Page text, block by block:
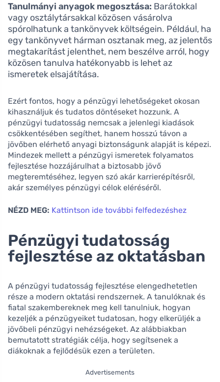
Tanulmányi anyagok megosztása: Barátokkal
vagy osztálytársakkal közösen vásárolva
spórolhatunk a tankönyvek költségein. Például, ha
egy tankönyvet hárman osztanak meg, az jelentős
megtakarítást jelenthet, nem beszélve arról, hogy
közösen tanulva hatékonyabb is lehet az
ismeretek elsajátítása.
Ezért fontos, hogy a pénzügyi lehetőségeket okosan
kihasználjuk és tudatos döntéseket hozzunk. A
pénzügyi tudatosság nemcsak a jelenlegi kiadások
csökkentésében segíthet, hanem hosszú távon a
jövőben elérhető anyagi biztonságunk alapját is képezi.
Mindezek mellett a pénzügyi ismeretek folyamatos
fejlesztése hozzájárulhat a biztosabb jövő
megteremtéséhez, legyen szó akár karrierépítésről,
akár személyes pénzügyi célok eléréséről.
NÉZD MEG: Kattintson ide további felfedezéshez
Pénzügyi tudatosság
fejlesztése az oktatásban
A pénzügyi tudatosság fejlesztése elengedhetetlen
része a modern oktatási rendszernek. A tanulóknak és
fiatal szakembereknek meg kell tanulniuk, hogyan
kezeljék a pénzügyeiket tudatosan, hogy elkerüljék a
jövőbeli pénzügyi nehézségeket. Az alábbiakban
bemutatott stratégiák célja, hogy segítsenek a
diákoknak a fejlődésük ezen a területen.
Advertisements